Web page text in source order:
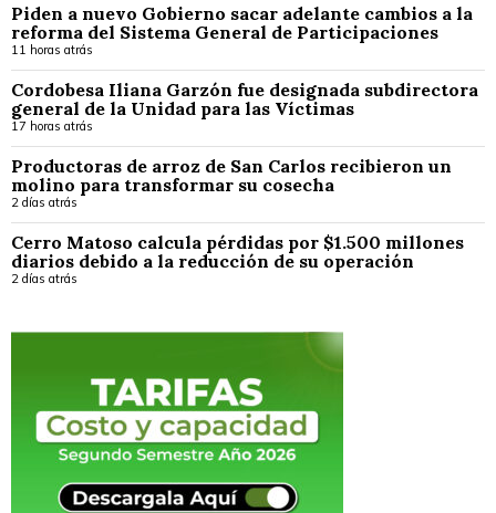
Piden a nuevo Gobierno sacar adelante cambios a la
reforma del Sistema General de Participaciones
11 horas atrás
Cordobesa Iliana Garzón fue designada subdirectora
general de la Unidad para las Víctimas
17 horas atrás
Productoras de arroz de San Carlos recibieron un
molino para transformar su cosecha
2 días atrás
Cerro Matoso calcula pérdidas por $1.500 millones
diarios debido a la reducción de su operación
2 días atrás